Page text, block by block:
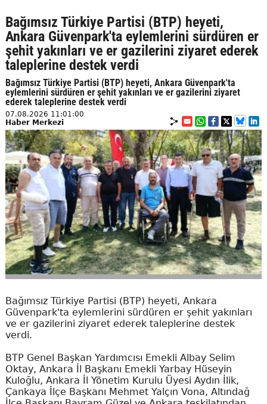
Bağımsız Türkiye Partisi (BTP) heyeti,
Ankara Güvenpark'ta eylemlerini sürdüren er
şehit yakınları ve er gazilerini ziyaret ederek
taleplerine destek verdi
Bağımsız Türkiye Partisi (BTP) heyeti, Ankara Güvenpark'ta
eylemlerini sürdüren er şehit yakınları ve er gazilerini ziyaret
ederek taleplerine destek verdi
07.08.2026 11:01:00
Haber Merkezi
Bağımsız Türkiye Partisi (BTP) heyeti, Ankara
Güvenpark'ta eylemlerini sürdüren er şehit yakınları
ve er gazilerini ziyaret ederek taleplerine destek
verdi.
BTP Genel Başkan Yardımcısı Emekli Albay Selim
Oktay, Ankara İl Başkanı Emekli Yarbay Hüseyin
Kuloğlu, Ankara İl Yönetim Kurulu Üyesi Aydın İlik,
Çankaya İlçe Başkanı Mehmet Yalçın Vona, Altındağ